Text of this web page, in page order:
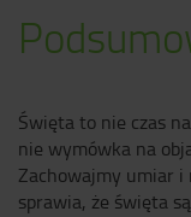
Święta to nie czas
nie wymówka na
Zachowajmy umiar i
sprawia, że święta